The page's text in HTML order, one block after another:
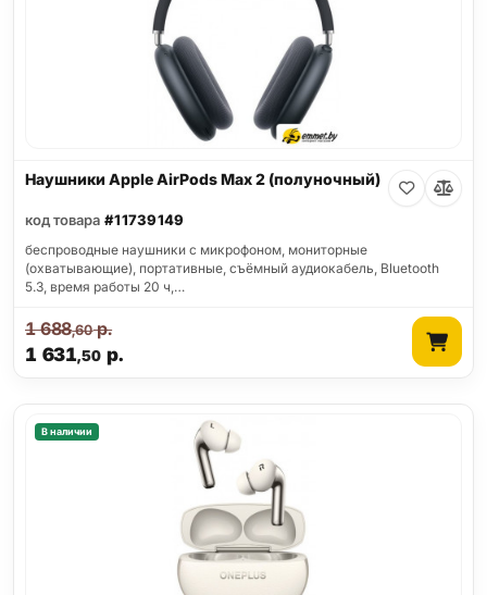
Наушники Apple AirPods Max 2 (полуночный)
код товара #11739149
беспроводные наушники с микрофоном, мониторные
(охватывающие), портативные, съёмный аудиокабель, Bluetooth
5.3, время работы 20 ч,…
1 631,50 р.
1 688,60р.
В наличии